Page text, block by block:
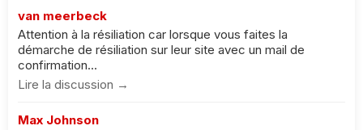
van meerbeck
Attention à la résiliation car lorsque vous faites la
démarche de résiliation sur leur site avec un mail de
confirmation...
Lire la discussion →
Max Johnson